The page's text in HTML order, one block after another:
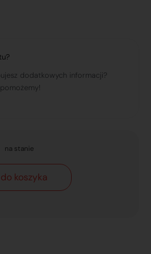
dodatkowych informacji?
na stanie
koszyka